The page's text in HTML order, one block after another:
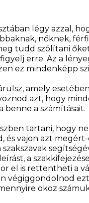
légy azzal,
nőknek,
tudd szólítani
erre. Az a
ez mindenképp
amely
azt, hogy
benne a számításait.
tartani, hogy
és vajon azt
a
el is rettentheti a
végiggondolnod
okoz